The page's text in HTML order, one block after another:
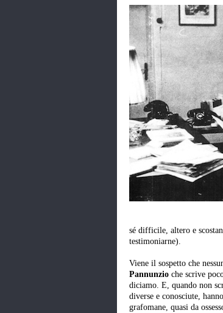
sé difficile, altero e
testimoniarne).
Viene il sospetto che
Pannunzio che scrive
diciamo. E, quando non
diverse e conosciute,
grafomane, quasi da